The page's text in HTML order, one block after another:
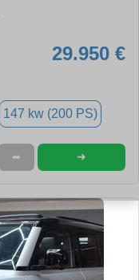
29.950 €
147 kw (200 PS)
➦ ➜